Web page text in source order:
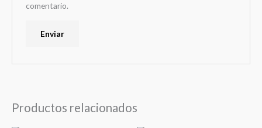
comentario.
Productos relacionados